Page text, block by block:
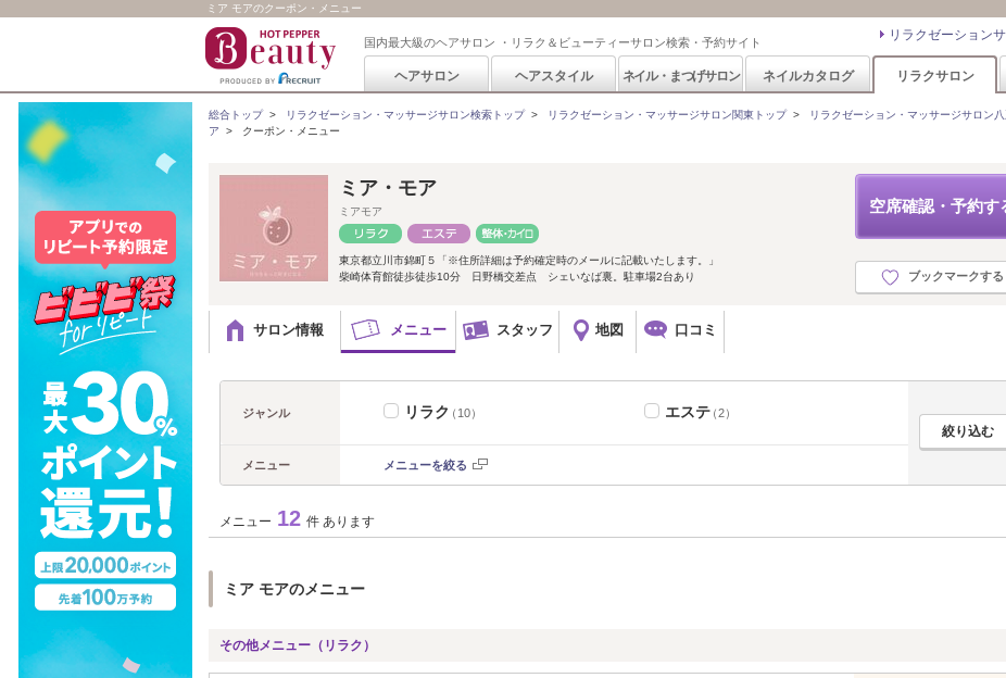
ミア モアのクーポン・メニュー
国内最大級のヘアサロン ・リラク＆ビューティーサロン検索・予約サイト リラクゼーション
ヘアサロン ヘアスタイル ネイル・まつげサロン ネイルカタログ リラクサロン
総合トップ> リラクゼーション・マッサージサロン検索トップ> リラクゼーション・マッサージサロン関東トップ> リラクゼーション・マッサージサロン
ア > クーポン・メニュー
空席確認・予約す
ブックマークする
ミア・モア
ミアモア
東京都立川市錦町５「※住所詳細は予約確定時のメールに記載いたします。」
柴崎体育館徒歩徒歩10分 日野橋交差点 シェいなば裏。駐車場2台あり
サロン情報 メニュー スタッフ 地図 口コミ
ジャンル リラク（10） エステ（2）
メニュー メニューを絞る
メニュー 12 件 あります
ミア モアのメニュー
その他メニュー（リラク）